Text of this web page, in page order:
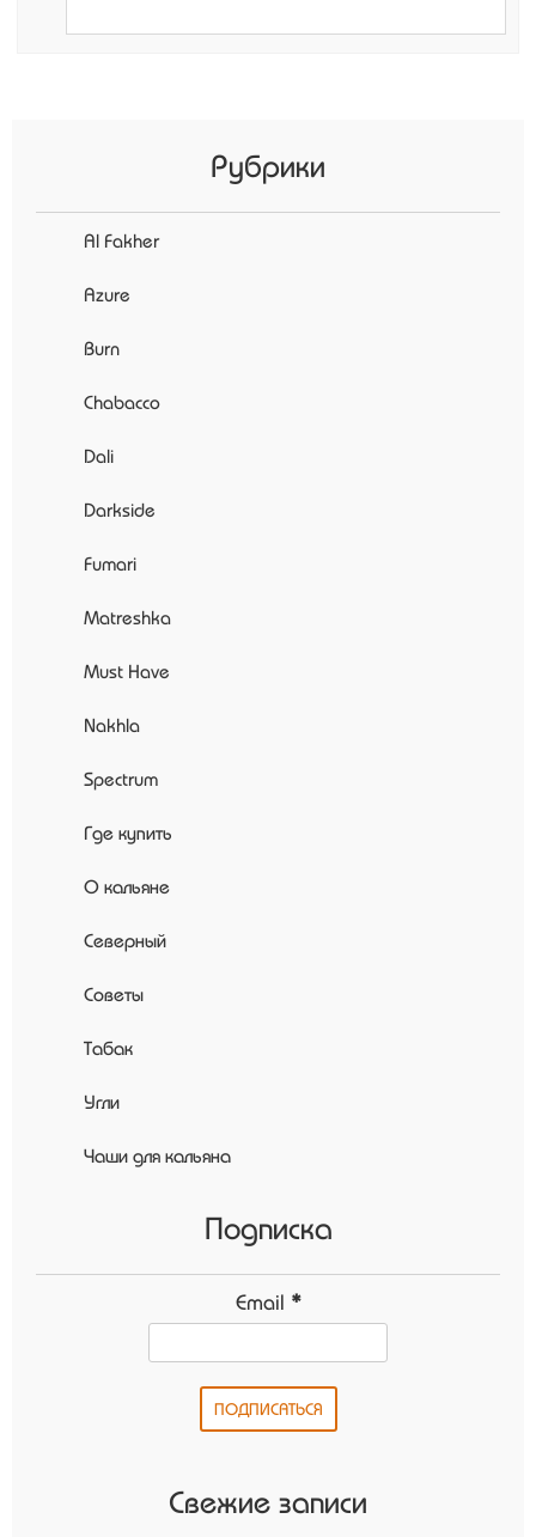
Рубрики
Al Fakher
Azure
Burn
Chabacco
Dali
Darkside
Fumari
Matreshka
Must Have
Nakhla
Spectrum
Где купить
О кальяне
Северный
Советы
Табак
Угли
Чаши для кальяна
Подписка
Email *
Свежие записи